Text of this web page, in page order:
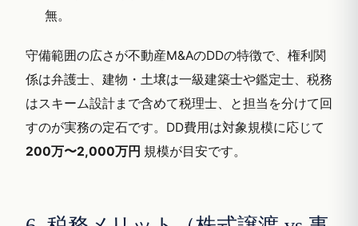
無。
守備範囲の広さが不動産M&AのDDの特徴で、権利関
係は弁護士、建物・土壌は一級建築士や鑑定士、税務
はスキーム設計まで含めて税理士、と担当を分けて回
すのが実務の定石です。DD費用は対象規模に応じて
200万〜2,000万円 規模が目安です。